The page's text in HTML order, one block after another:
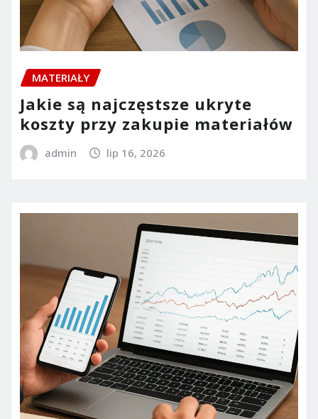
MATERIAŁY
Jakie są najczęstsze ukryte
koszty przy zakupie materiałów
admin lip 16, 2026